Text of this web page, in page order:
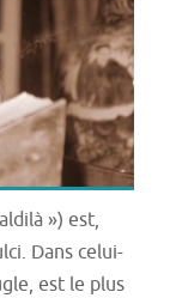
») est,
Dans celui-
est le plus